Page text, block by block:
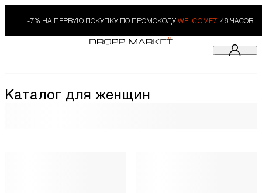
-7% НА ПЕРВУЮ ПОКУПКУ ПО ПРОМОКОДУ WELCOME7. 48 ЧАСОВ
Каталог для женщин